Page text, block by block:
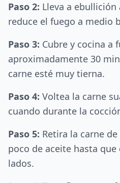
Paso 2: Lleva a
reduce el fuego a medio
Paso 3: Cubre y cocina a
aproximadamente 30
carne esté muy tierna.
Paso 4: Voltea la carne
cuando durante la
Paso 5: Retira la carne
poco de aceite hasta
lados.